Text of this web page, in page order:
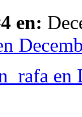
en:
en